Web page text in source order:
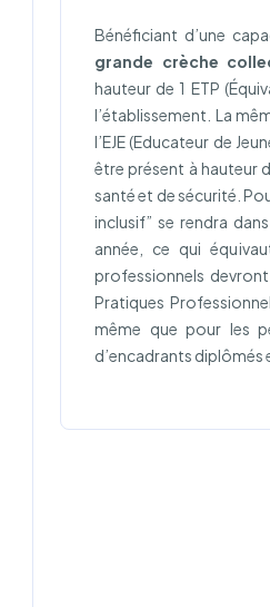
Bénéficiant d’une
grande crèche
hauteur de 1 ETP
l’établissement. La
l’EJE (Educateur de
être présent à hauteur
santé et de sécurité.
inclusif” se rendra
année, ce qui
professionnels devront
Pratiques
même que pour les
d’encadrants